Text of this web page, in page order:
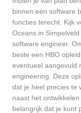
binnen een software
functies terecht. Kijk
Oceans in
software engineer.
beste een HBO
eventueel aangevuld
engineering. Deze
dat je heel precies te
naast het
belangrijk dat je kunt